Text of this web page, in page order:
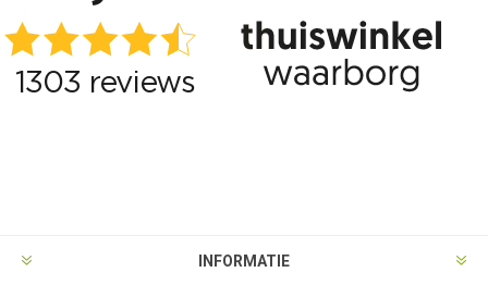
INFORMATIE